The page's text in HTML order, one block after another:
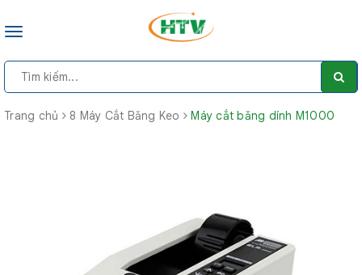
Toggle
Trang chủ 8 Máy Cắt Băng Keo Máy cắt băng dính M1000